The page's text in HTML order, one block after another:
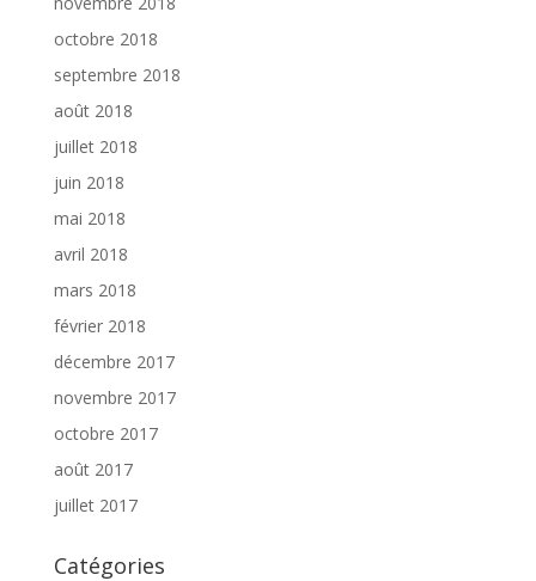
octobre 2018
septembre 2018
août 2018
juillet 2018
juin 2018
mai 2018
avril 2018
mars 2018
février 2018
décembre 2017
novembre 2017
octobre 2017
août 2017
juillet 2017
Catégories